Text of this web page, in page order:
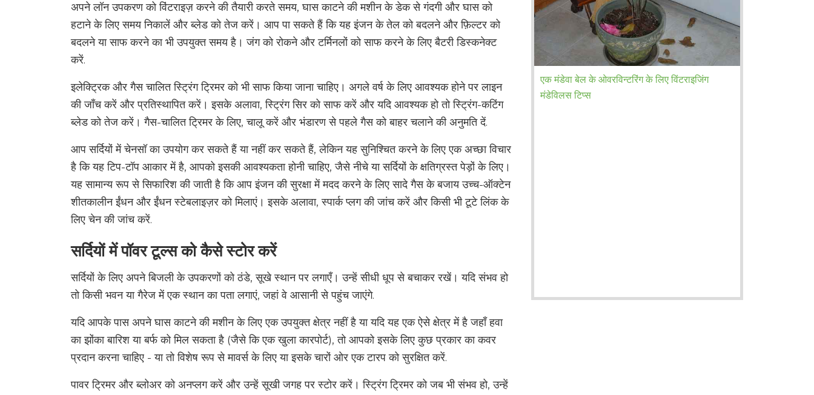
अपने लॉन उपकरण को विंटराइज़ करने की तैयारी करते समय, घास काटने की मशीन के डेक से गंदगी और घास को
हटाने के लिए समय निकालें और ब्लेड को तेज करें। आप पा सकते हैं कि यह इंजन के तेल को बदलने और फ़िल्टर को
बदलने या साफ करने का भी उपयुक्त समय है। जंग को रोकने और टर्मिनलों को साफ करने के लिए बैटरी डिस्कनेक्ट
करें.
इलेक्ट्रिक और गैस चालित स्ट्रिंग ट्रिमर को भी साफ किया जाना चाहिए। अगले वर्ष के लिए आवश्यक होने पर लाइन
की जाँच करें और प्रतिस्थापित करें। इसके अलावा, स्ट्रिंग सिर को साफ करें और यदि आवश्यक हो तो स्ट्रिंग-कटिंग
ब्लेड को तेज करें। गैस-चालित ट्रिमर के लिए, चालू करें और भंडारण से पहले गैस को बाहर चलाने की अनुमति दें.
आप सर्दियों में चेनसॉ का उपयोग कर सकते हैं या नहीं कर सकते हैं, लेकिन यह सुनिश्चित करने के लिए एक अच्छा विचार
है कि यह टिप-टॉप आकार में है, आपको इसकी आवश्यकता होनी चाहिए, जैसे नीचे या सर्दियों के क्षतिग्रस्त पेड़ों के लिए।
यह सामान्य रूप से सिफारिश की जाती है कि आप इंजन की सुरक्षा में मदद करने के लिए सादे गैस के बजाय उच्च-ऑक्टेन
शीतकालीन ईंधन और ईंधन स्टेबलाइज़र को मिलाएं। इसके अलावा, स्पार्क प्लग की जांच करें और किसी भी टूटे लिंक के
लिए चेन की जांच करें.
सर्दियों में पॉवर टूल्स को कैसे स्टोर करें
सर्दियों के लिए अपने बिजली के उपकरणों को ठंडे, सूखे स्थान पर लगाएँ। उन्हें सीधी धूप से बचाकर रखें। यदि संभव हो
तो किसी भवन या गैरेज में एक स्थान का पता लगाएं, जहां वे आसानी से पहुंच जाएंगे.
यदि आपके पास अपने घास काटने की मशीन के लिए एक उपयुक्त क्षेत्र नहीं है या यदि यह एक ऐसे क्षेत्र में है जहाँ हवा
का झोंका बारिश या बर्फ को मिल सकता है (जैसे कि एक खुला कारपोर्ट), तो आपको इसके लिए कुछ प्रकार का कवर
प्रदान करना चाहिए - या तो विशेष रूप से मावर्स के लिए या इसके चारों ओर एक टारप को सुरक्षित करें.
पावर ट्रिमर और ब्लोअर को अनप्लग करें और उन्हें सूखी जगह पर स्टोर करें। स्ट्रिंग ट्रिमर को जब भी संभव हो, उन्हें
एक मंडेवा बेल के ओवरविन्टरिंग के लिए विंटराइजिंग
मंडेविलस टिप्स